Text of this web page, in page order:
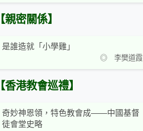
【親密關係】
是誰造就「小學雞」
◎ 李樊道霞
【香港教會巡禮】
奇妙神恩領，特色教會成——中國基督
徒會堂史略